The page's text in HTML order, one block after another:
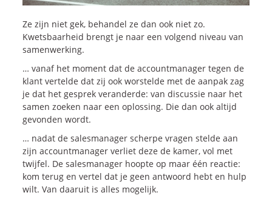
Leiderschapbij Transformatie
Programma
Management
SalesDevelopmentProgramma
SalesCultuurAssessment
Persoonlijkheidsprofielen
Inspiratie
Blogs
Ze zijn niet gek, behandel ze dan ook niet zo.
Kwetsbaarheid brengt je naar een volgend niveau van
samenwerking.
… vanaf het moment dat de accountmanager tegen de
klant vertelde dat zij ook worstelde met de aanpak zag
je dat het gesprek veranderde: van discussie naar het
samen zoeken naar een oplossing. Die dan ook altijd
gevonden wordt.
… nadat de salesmanager scherpe vragen stelde aan
zijn accountmanager verliet deze de kamer, vol met
twijfel. De salesmanager hoopte op maar één reactie:
kom terug en vertel dat je geen antwoord hebt en hulp
wilt. Van daaruit is alles mogelijk.